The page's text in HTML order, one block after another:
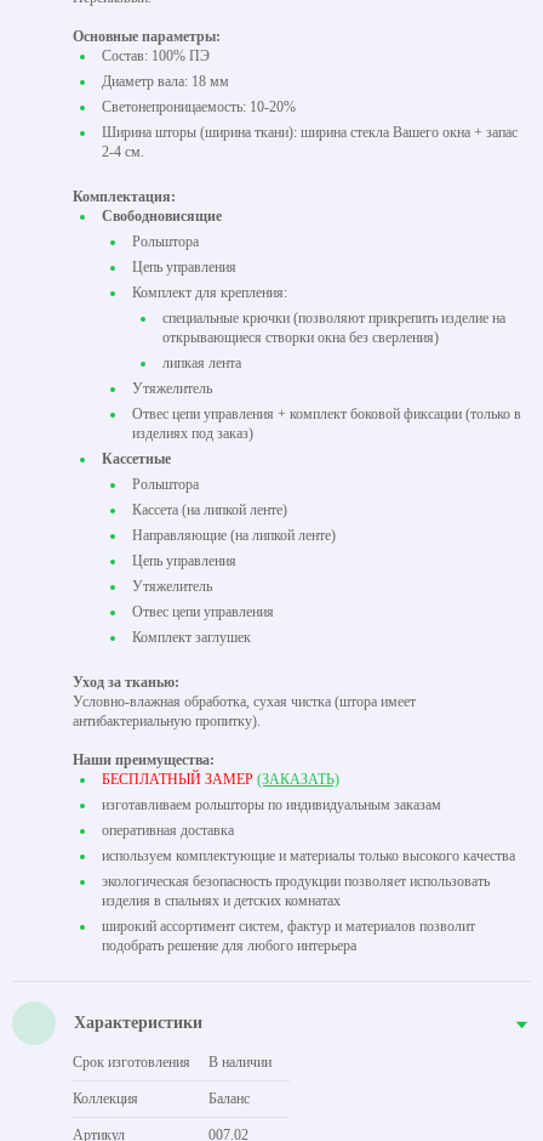
Основные параметры:
Состав: 100% ПЭ
Диаметр вала: 18 мм
Светонепроницаемость: 10-20%
Ширина шторы (ширина ткани): ширина стекла Вашего окна + запас
2-4 см.
Комплектация:
Свободновисящие
Рольштора
Цепь управления
Комплект для крепления:
специальные крючки (позволяют прикрепить изделие на
открывающиеся створки окна без сверления)
липкая лента
Утяжелитель
Отвес цепи управления + комплект боковой фиксации (только в
изделиях под заказ)
Кассетные
Рольштора
Кассета (на липкой ленте)
Направляющие (на липкой ленте)
Цепь управления
Утяжелитель
Отвес цепи управления
Комплект заглушек
Уход за тканью:
Условно-влажная обработка, сухая чистка (штора имеет
антибактериальную пропитку).
Наши преимущества:
БЕСПЛАТНЫЙ ЗАМЕР (ЗАКАЗАТЬ)
изготавливаем рольшторы по индивидуальным заказам
оперативная доставка
используем комплектующие и материалы только высокого качества
экологическая безопасность продукции позволяет использовать
изделия в спальнях и детских комнатах
широкий ассортимент систем, фактур и материалов позволит
подобрать решение для любого интерьера
Характеристики
Срок изготовления В наличии
Коллекция Баланс
Артикул 007.02